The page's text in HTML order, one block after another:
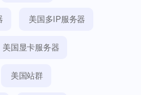
美国多IP服务器
美国显卡服务器
美国站群